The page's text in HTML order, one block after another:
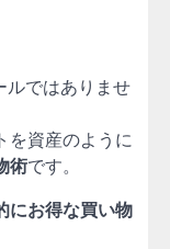
ルではありませ
を資産のように
術です。
にお得な買い物